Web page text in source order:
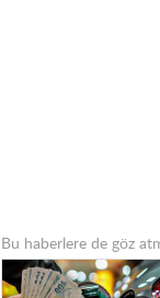
Bu haberlere de göz